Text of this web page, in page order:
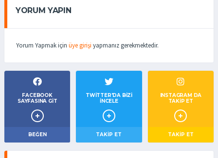
YORUM YAPIN
Yorum Yapmak için üye girişi yapmanız gerekmektedir.
FACEBOOK
SAYFASINA GIT
BEĞEN
TWITTER'DA BIZI
İNCELE
TAKIP ET
INSTAGRAM DA
TAKİP ET
TAKİP ET